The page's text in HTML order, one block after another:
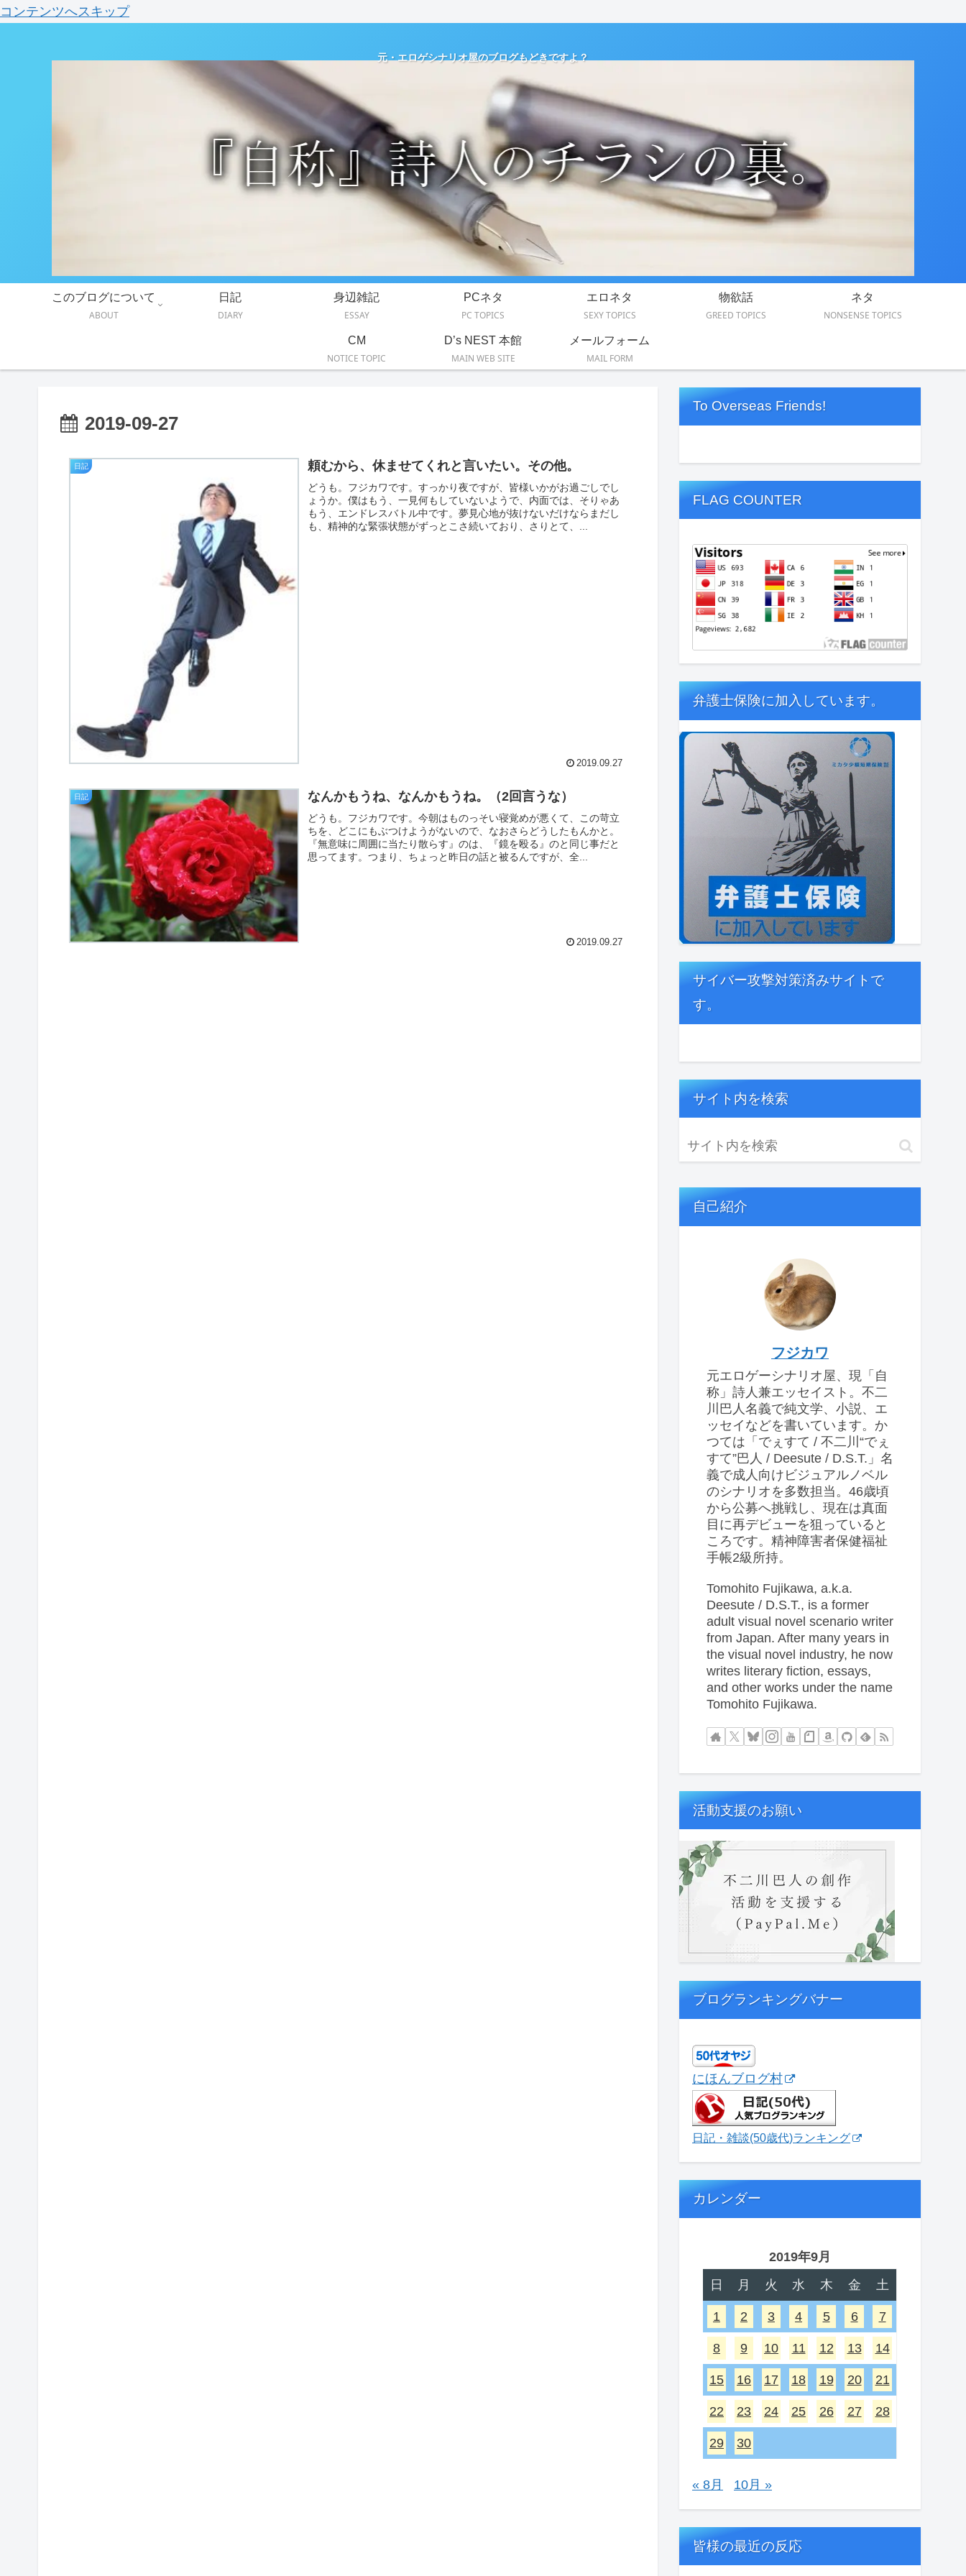
コンテンツへスキップ
元・エロゲシナリオ屋のブログもどきですよ？
このブログについて
ABOUT
日記
DIARY
身辺雑記
ESSAY
PCネタ
PC TOPICS
エロネタ
SEXY TOPICS
物欲話
GREED TOPICS
ネタ
NONSENSE TOPICS
CM
NOTICE TOPIC
D’s NEST 本館
MAIN WEB SITE
メールフォーム
MAIL FORM
2019-09-27
日記 頼むから、休ませてくれと言いたい。その他。
どうも。フジカワです。すっかり夜ですが、皆様いかがお過ごしでし
ょうか。僕はもう、一見何もしていないようで、内面では、そりゃあ
もう、エンドレスバトル中です。夢見心地が抜けないだけならまだし
も、精神的な緊張状態がずっとこさ続いており、さりとて、...
2019.09.27
日記 なんかもうね、なんかもうね。（2回言うな）
どうも。フジカワです。今朝はものっそい寝覚めが悪くて、この苛立
ちを、どこにもぶつけようがないので、なおさらどうしたもんかと。
『無意味に周囲に当たり散らす』のは、『鏡を殴る』のと同じ事だと
思ってます。つまり、ちょっと昨日の話と被るんですが、全...
2019.09.27
To Overseas Friends!
FLAG COUNTER
弁護士保険に加入しています。
サイバー攻撃対策済みサイトで
す。
サイト内を検索
自己紹介
フジカワ
元エロゲーシナリオ屋、現「自
称」詩人兼エッセイスト。不二
川巴人名義で純文学、小説、エ
ッセイなどを書いています。か
つては「でぇすて / 不二川“でぇ
すて”巴人 / Deesute / D.S.T.」名
義で成人向けビジュアルノベル
のシナリオを多数担当。46歳頃
から公募へ挑戦し、現在は真面
目に再デビューを狙っていると
ころです。精神障害者保健福祉
手帳2級所持。
Tomohito Fujikawa, a.k.a.
Deesute / D.S.T., is a former
adult visual novel scenario writer
from Japan. After many years in
the visual novel industry, he now
writes literary fiction, essays,
and other works under the name
Tomohito Fujikawa.
活動支援のお願い
ブログランキングバナー
にほんブログ村
日記・雑談(50歳代)ランキング
カレンダー
2019年9月
日
月 火 水 木 金 土
1 2 3 4 5 6 7
8 9 10 11 12 13 14
15 16 17 18 19 20 21
22 23 24 25 26 27 28
29 30
« 8月 10月 »
皆様の最近の反応